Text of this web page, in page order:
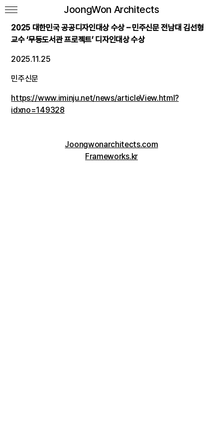
JoongWon Architects
2025 대한민국 공공디자인대상 수상 – 민주신문 전남대 김선형
교수 ‘무등도서관 프로젝트’ 디자인대상 수상
2025.11.25
민주신문
https://www.iminju.net/news/articleView.html?
idxno=149328
Joongwonarchitects.com
Frameworks.kr